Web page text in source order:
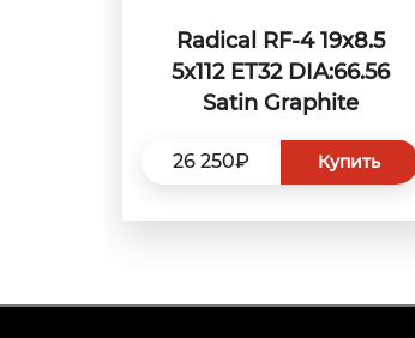
Radical RF-4 19x8.5
5x112 ET32 DIA:66.56
Satin Graphite
26 250₽ Купить